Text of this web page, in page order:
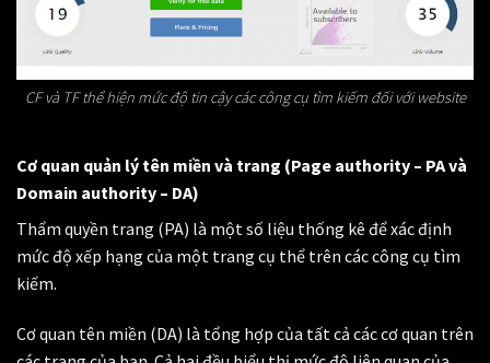
CF và TF thể hiện mức độ tin cậy các công cụ tìm kiếm đối với website
Cơ quan quản lý tên miền và trang (Page authority – PA và
Domain authority – DA)
Thẩm quyền trang (PA) là một số liệu thống kê để xác định
mức độ xếp hạng của một trang cụ thể trên các công cụ tìm
kiếm.
Cơ quan tên miền (DA) là tổng hợp của tất cả các cơ quan trên